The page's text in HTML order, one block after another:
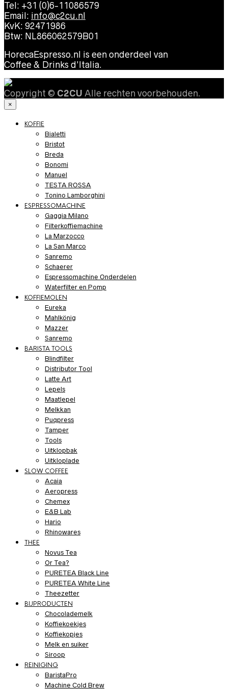
Tel: +31 (0)6-11086579
Email: info@c2cu.nl
KvK: 92471986
Btw: NL866062579B01
HorecaEspresso.nl is een onderdeel van
Coffee & Drinks d’Italia.
Copyright © C2CU Alle rechten voorbehouden.
×
KOFFIE
Bialetti
Bristot
Breda
Bonomi
Manuel
TESTA ROSSA
Tonino Lamborghini
ESPRESSOMACHINE
Gaggia Milano
Filterkoffiemachine
La Marzocco
La San Marco
Sanremo
Schaerer
Espressomachine Onderdelen
Waterfilter en Pomp
KOFFIEMOLEN
Eureka
Mahlkönig
Mazzer
Sanremo
BARISTA TOOLS
Blindfilter
Distributor Tool
Latte Art
Lepels
Maatlepel
Melkkan
Puqpress
Tamper
Tools
Uitklopbak
Uitkloplade
SLOW COFFEE
Acaia
Aeropress
Chemex
E&B Lab
Hario
Rhinowares
THEE
Novus Tea
Or Tea?
PURETEA Black Line
PURETEA White Line
Theezetter
BIJPRODUCTEN
Chocolademelk
Koffiekoekjes
Koffiekopjes
Melk en suiker
Siroop
REINIGING
BaristaPro
Machine Cold Brew